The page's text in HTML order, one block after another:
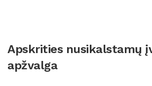
Apskrities nusikalstamų
apžvalga